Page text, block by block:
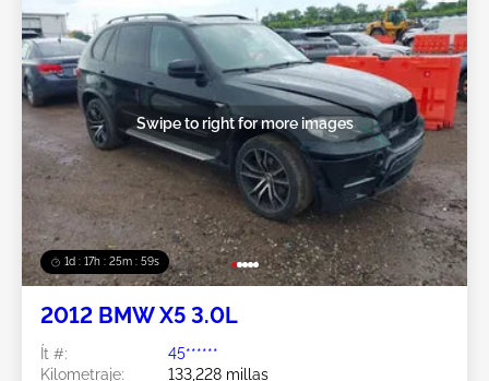
1d : 17h : 25m : 56s
Swipe to right for more images
2012 BMW X5 3.0L
Ít #:
45******
Kilometraje:
133,228 millas